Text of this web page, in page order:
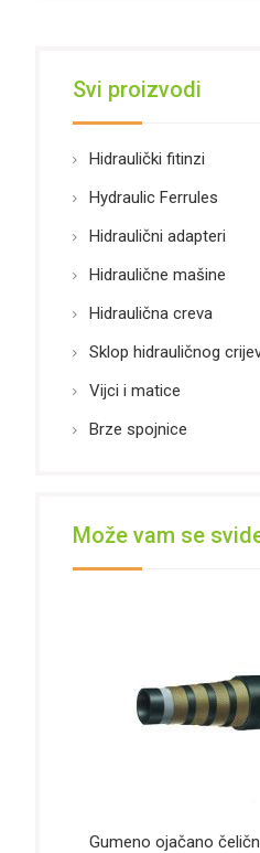
Svi proizvodi
Hidraulički fitinzi
Hydraulic Ferrules
Hidraulični adapteri
Hidraulične mašine
Hidraulična creva
Sklop hidrauličnog
Vijci i matice
Brze spojnice
Može vam se
Gumeno ojačano